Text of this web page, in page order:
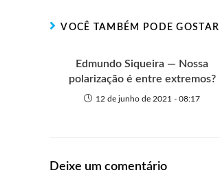
e
k
p
e
VOCÊ TAMBÉM PODE GOSTAR
Edmundo Siqueira — Nossa
polarização é entre extremos?
12 de junho de 2021 - 08:17
Deixe um comentário